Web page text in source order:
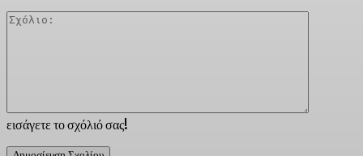
εισάγετε το σχόλιό σας!